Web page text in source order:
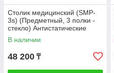
Столик медицинский (SMP-
3s) (Предметный, 3 полки -
стекло) Антистатические
колеса
В наличии
48 200 ₸